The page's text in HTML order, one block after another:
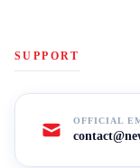
SUPPORT
OFFICIAL